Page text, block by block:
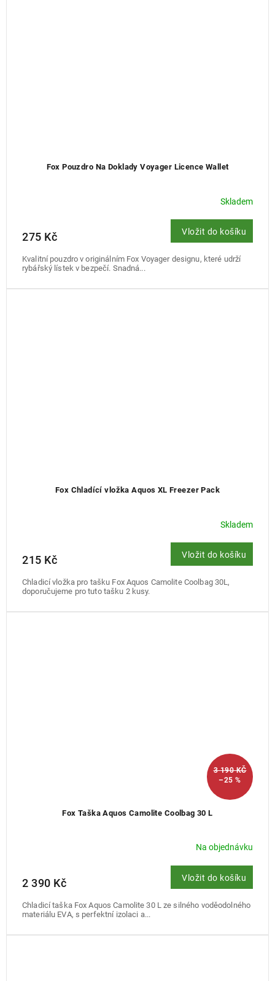
Fox Pouzdro Na Doklady Voyager Licence Wallet
Skladem
275 Kč Vložit do košíku
Kvalitní pouzdro v originálním Fox Voyager designu, které udrží
rybářský lístek v bezpečí. Snadná...
Fox Chladící vložka Aquos XL Freezer Pack
Skladem
215 Kč Vložit do košíku
Chladicí vložka pro tašku Fox Aquos Camolite Coolbag 30L,
doporučujeme pro tuto tašku 2 kusy.
3 190 KČ
–25 %
Fox Taška Aquos Camolite Coolbag 30 L
Na objednávku
2 390 Kč Vložit do košíku
Chladicí taška Fox Aquos Camolite 30 L ze silného voděodolného
materiálu EVA, s perfektní izolaci a...